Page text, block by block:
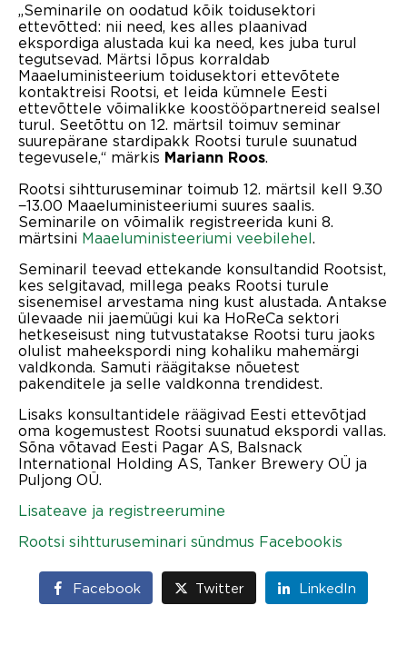
„Seminarile on oodatud kõik toidusektori
ettevõtted: nii need, kes alles plaanivad
ekspordiga alustada kui ka need, kes juba turul
tegutsevad. Märtsi lõpus korraldab
Maaeluministeerium toidusektori ettevõtete
kontaktreisi Rootsi, et leida kümnele Eesti
ettevõttele võimalikke koostööpartnereid sealsel
turul. Seetõttu on 12. märtsil toimuv seminar
suurepärane stardipakk Rootsi turule suunatud
tegevusele,“ märkis Mariann Roos.
Rootsi sihtturuseminar toimub 12. märtsil kell 9.30
−13.00 Maaeluministeeriumi suures saalis.
Seminarile on võimalik registreerida kuni 8.
märtsini Maaeluministeeriumi veebilehel.
Seminaril teevad ettekande konsultandid Rootsist,
kes selgitavad, millega peaks Rootsi turule
sisenemisel arvestama ning kust alustada. Antakse
ülevaade nii jaemüügi kui ka HoReCa sektori
hetkeseisust ning tutvustatakse Rootsi turu jaoks
olulist maheekspordi ning kohaliku mahemärgi
valdkonda. Samuti räägitakse nõuetest
pakenditele ja selle valdkonna trendidest.
Lisaks konsultantidele räägivad Eesti ettevõtjad
oma kogemustest Rootsi suunatud ekspordi vallas.
Sõna võtavad Eesti Pagar AS, Balsnack
International Holding AS, Tanker Brewery OÜ ja
Puljong OÜ.
Lisateave ja registreerumine
Rootsi sihtturuseminari sündmus Facebookis
Facebook Twitter LinkedIn